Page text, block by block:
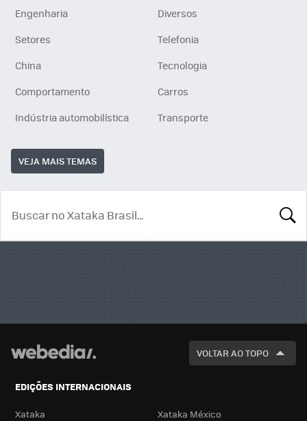
Engenharia
Diversos
Setores
Telefonia
China
Tecnologia
Comportamento
Carros
Indústria automobilística
Transporte
VEJA MAIS TEMAS
VOLTAR AO TOPO
EDIÇÕES INTERNACIONAIS
Xataka Xataka México